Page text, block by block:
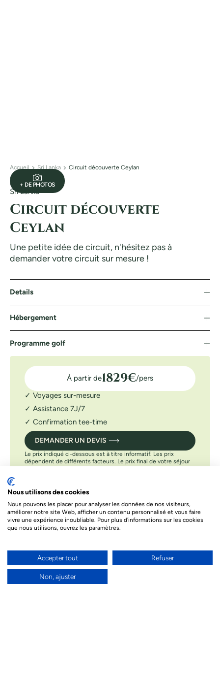
+ DE PHOTOS
Accueil Sri Lanka Circuit découverte Ceylan
Sri Lanka
Circuit découverte
Ceylan
Une petite idée de circuit, n'hésitez pas à
demander votre circuit sur mesure !
Details
Hébergement
Programme golf
À partir de1829€/pers
✓ Voyages sur-mesure
✓ Assistance 7J/7
✓ Confirmation tee-time
DEMANDER UN DEVIS
Le prix indiqué ci-dessous est à titre informatif. Les prix
dépendent de différents facteurs. Le prix final de votre séjour
Besoin d’un conseil par téléphone ?
Nos conseillers sont à votre écoute par téléphone
pour donner vie à votre projet de voyage et
Nous utilisons des cookies
Nous pouvons les placer pour analyser les données de nos visiteurs,
améliorer notre site Web, afficher un contenu personnalisé et vous faire
vivre une expérience inoubliable. Pour plus d'informations sur les cookies
que nous utilisons, ouvrez les paramètres.
Accepter tout Refuser
Non, ajuster